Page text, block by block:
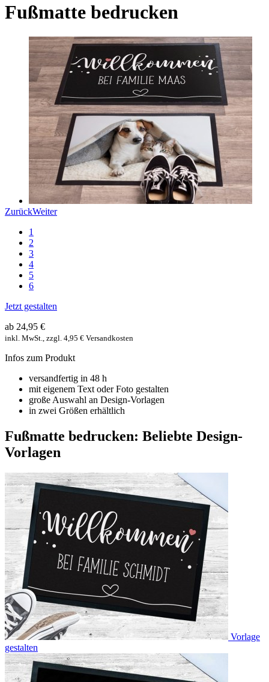
Fußmatte bedrucken
ZurückWeiter
1
2
3
4
5
6
Jetzt gestalten
ab 24,95 €
inkl. MwSt., zzgl. 4,95 € Versandkosten
Infos zum Produkt
versandfertig in 48 h
mit eigenem Text oder Foto gestalten
große Auswahl an Design-Vorlagen
in zwei Größen erhältlich
Fußmatte bedrucken: Beliebte Design-
Vorlagen
Vorlage
gestalten